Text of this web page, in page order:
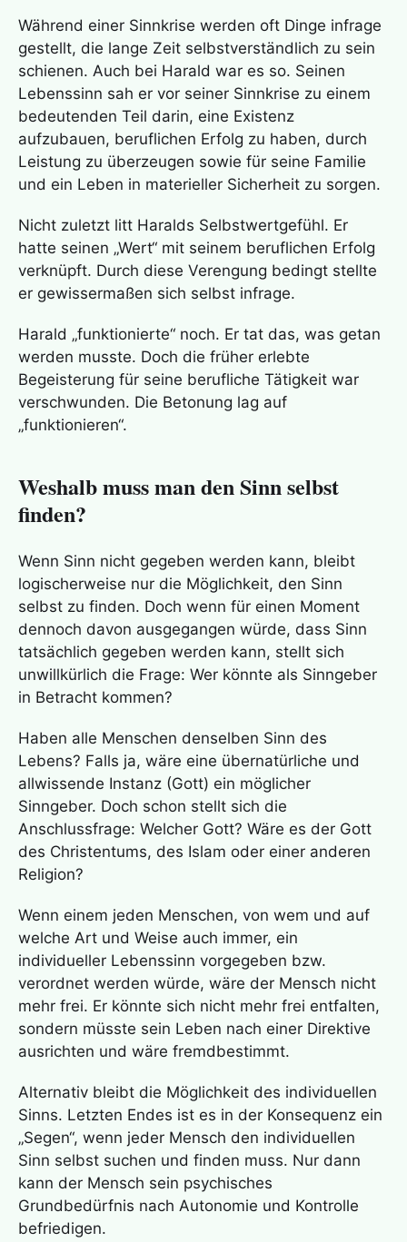
Während einer Sinnkrise werden oft Dinge infrage
gestellt, die lange Zeit selbstverständlich zu sein
schienen. Auch bei Harald war es so. Seinen
Lebenssinn sah er vor seiner Sinnkrise zu einem
bedeutenden Teil darin, eine Existenz
aufzubauen, beruflichen Erfolg zu haben, durch
Leistung zu überzeugen sowie für seine Familie
und ein Leben in materieller Sicherheit zu sorgen.
Nicht zuletzt litt Haralds Selbstwertgefühl. Er
hatte seinen „Wert“ mit seinem beruflichen Erfolg
verknüpft. Durch diese Verengung bedingt stellte
er gewissermaßen sich selbst infrage.
Harald „funktionierte“ noch. Er tat das, was getan
werden musste. Doch die früher erlebte
Begeisterung für seine berufliche Tätigkeit war
verschwunden. Die Betonung lag auf
„funktionieren“.
Weshalb muss man den Sinn selbst
finden?
Wenn Sinn nicht gegeben werden kann, bleibt
logischerweise nur die Möglichkeit, den Sinn
selbst zu finden. Doch wenn für einen Moment
dennoch davon ausgegangen würde, dass Sinn
tatsächlich gegeben werden kann, stellt sich
unwillkürlich die Frage: Wer könnte als Sinngeber
in Betracht kommen?
Haben alle Menschen denselben Sinn des
Lebens? Falls ja, wäre eine übernatürliche und
allwissende Instanz (Gott) ein möglicher
Sinngeber. Doch schon stellt sich die
Anschlussfrage: Welcher Gott? Wäre es der Gott
des Christentums, des Islam oder einer anderen
Religion?
Wenn einem jeden Menschen, von wem und auf
welche Art und Weise auch immer, ein
individueller Lebenssinn vorgegeben bzw.
verordnet werden würde, wäre der Mensch nicht
mehr frei. Er könnte sich nicht mehr frei entfalten,
sondern müsste sein Leben nach einer Direktive
ausrichten und wäre fremdbestimmt.
Alternativ bleibt die Möglichkeit des individuellen
Sinns. Letzten Endes ist es in der Konsequenz ein
„Segen“, wenn jeder Mensch den individuellen
Sinn selbst suchen und finden muss. Nur dann
kann der Mensch sein psychisches
Grundbedürfnis nach Autonomie und Kontrolle
befriedigen.